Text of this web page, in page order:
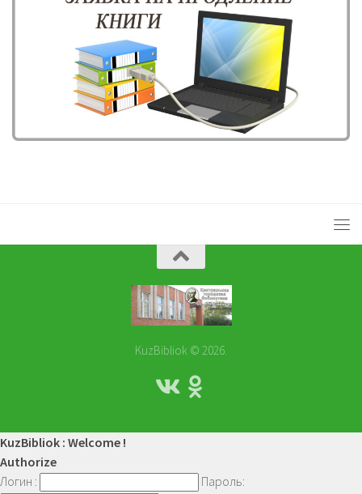
KuzBibliok © 2026.
KuzBibliok : Welcome !
Authorize
Логин :
Пароль: